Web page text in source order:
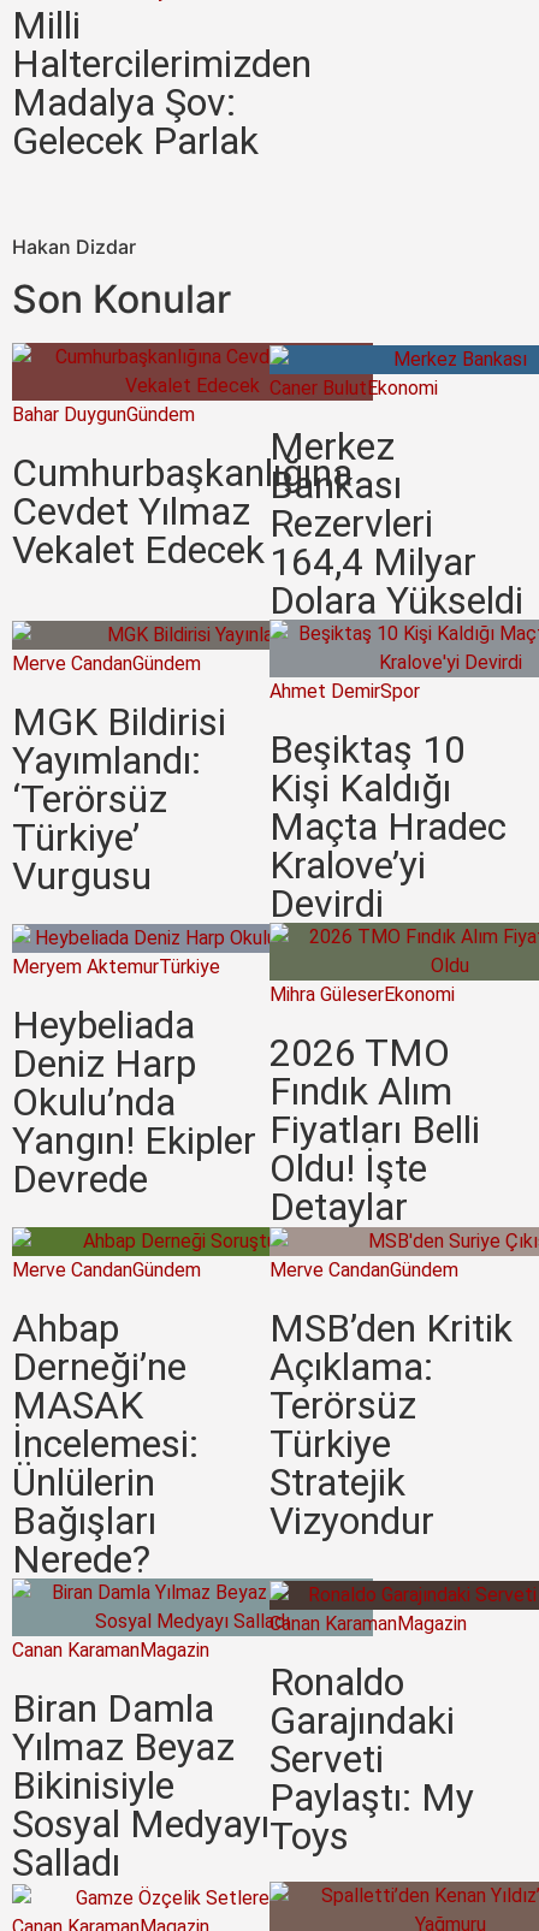
Milli
Haltercilerimizden
Madalya Şov:
Gelecek Parlak
Hakan Dizdar
Son Konular
Bahar DuygunGündem
Cumhurbaşkanlığına
Cevdet Yılmaz
Vekalet Edecek
Caner BulutEkonomi
Merkez
Bankası
Rezervleri
164,4 Milyar
Dolara Yükseldi
Merve CandanGündem
MGK Bildirisi
Yayımlandı:
‘Terörsüz
Türkiye’
Vurgusu
Ahmet DemirSpor
Beşiktaş 10
Kişi Kaldığı
Maçta Hradec
Kralove’yi
Devirdi
Meryem AktemurTürkiye
Heybeliada
Deniz Harp
Okulu’nda
Yangın! Ekipler
Devrede
Mihra GüleserEkonomi
2026 TMO
Fındık Alım
Fiyatları Belli
Oldu! İşte
Detaylar
Merve CandanGündem
Ahbap
Derneği’ne
MASAK
İncelemesi:
Ünlülerin
Bağışları
Nerede?
Merve CandanGündem
MSB’den Kritik
Açıklama:
Terörsüz
Türkiye
Stratejik
Vizyondur
Canan KaramanMagazin
Biran Damla
Yılmaz Beyaz
Bikinisiyle
Sosyal Medyayı
Salladı
Canan KaramanMagazin
Ronaldo
Garajındaki
Serveti
Paylaştı: My
Toys